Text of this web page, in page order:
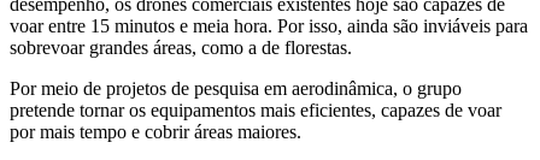
voar entre 15 minutos e meia hora. Por isso, ainda são inviáveis para
sobrevoar grandes áreas, como a de florestas.
Por meio de projetos de pesquisa em aerodinâmica, o grupo
pretende tornar os equipamentos mais eficientes, capazes de voar
por mais tempo e cobrir áreas maiores.